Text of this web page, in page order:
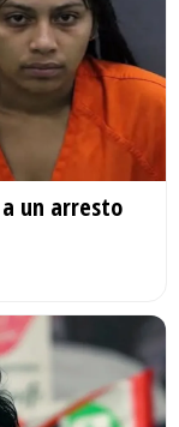
a un arresto